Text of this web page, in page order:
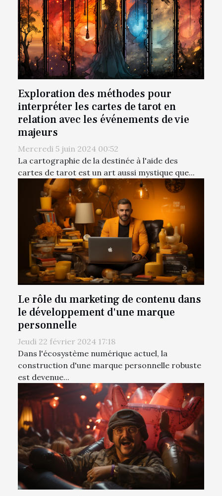
Exploration des méthodes pour
interpréter les cartes de tarot en
relation avec les événements de vie
majeurs
Mercredi 5 juin 2024 00:52
La cartographie de la destinée à l'aide des
cartes de tarot est un art aussi mystique que...
Le rôle du marketing de contenu dans
le développement d'une marque
personnelle
Jeudi 22 février 2024 17:18
Dans l'écosystème numérique actuel, la
construction d'une marque personnelle robuste
est devenue...